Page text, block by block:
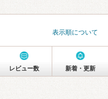
表示順について
レビュー数 新着・更新